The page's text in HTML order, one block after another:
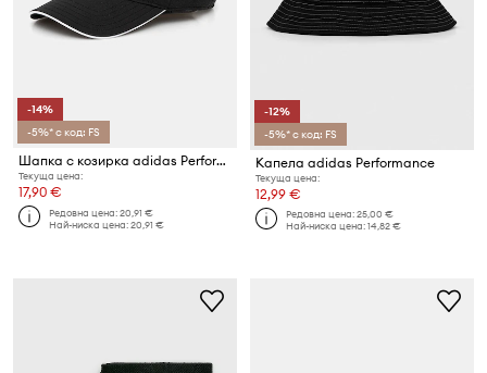
-14%
-5%* с код: FS
Шапка с козирка adidas Performance Bball
Текуща цена:
17,90 €
Редовна цена:20,91 €
Най-ниска цена:20,91 €
-12%
-5%* с код: FS
Капела adidas Performance
Текуща цена:
12,99 €
Редовна цена:25,00 €
Най-ниска цена:14,82 €